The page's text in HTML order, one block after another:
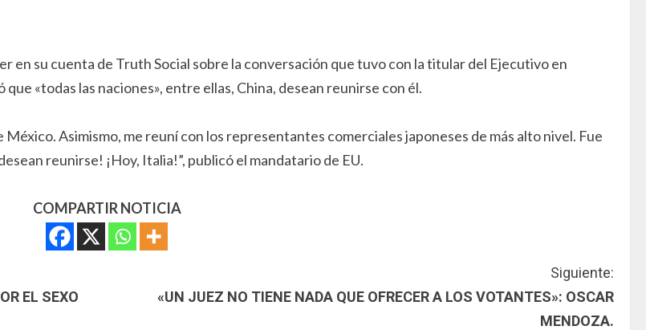
en su cuenta de Truth Social sobre la conversación que tuvo con la titular del Ejecutivo en
«todas las naciones», entre ellas, China, desean reunirse con él.
Asimismo, me reuní con los representantes comerciales japoneses de más alto nivel. Fue
reunirse! ¡Hoy, Italia!”, publicó el mandatario de EU.
COMPARTIR NOTICIA
EL SEXO
Siguiente:
«UN JUEZ NO TIENE NADA QUE OFRECER A LOS VOTANTES»: OSCAR
MENDOZA.